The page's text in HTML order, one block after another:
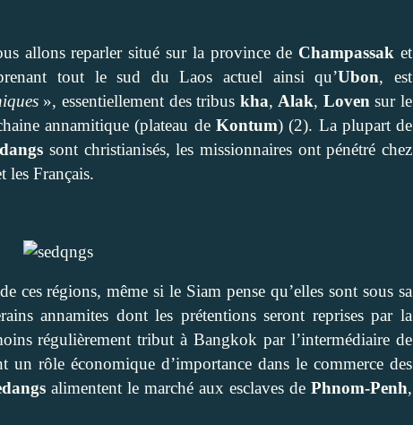
allons reparler situé sur la province de Champassak et
tout le sud du Laos actuel ainsi qu’Ubon, est
», essentiellement des tribus kha, Alak, Loven sur le
annamitique (plateau de Kontum) (2). La plupart de
sont christianisés, les missionnaires ont pénétré chez
les Français.
ces régions, même si le Siam pense qu’elles sont sous sa
annamites dont les prétentions seront reprises par la
régulièrement tribut à Bangkok par l’intermédiaire de
un rôle économique d’importance dans le commerce des
alimentent le marché aux esclaves de Phnom-Penh,